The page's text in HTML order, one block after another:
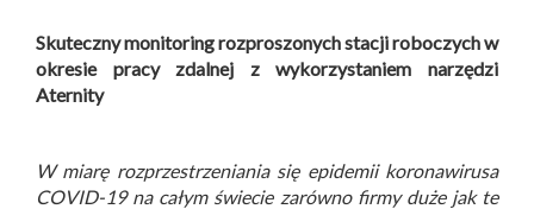
Skuteczny monitoring rozproszonych stacji roboczych w
okresie pracy zdalnej z wykorzystaniem narzędzi
Aternity
W miarę rozprzestrzeniania się epidemii koronawirusa
COVID-19 na całym świecie zarówno firmy duże jak te